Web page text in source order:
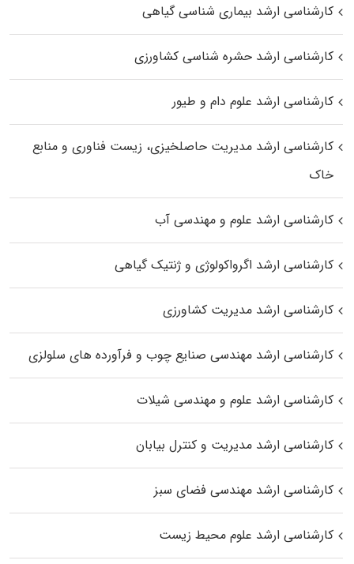
کارشناسی ارشد بیماری‌ شناسی گیاهی
کارشناسی ارشد حشره‌ شناسی کشاورزی
کارشناسی ارشد علوم دام و طیور
کارشناسی ارشد مدیریت حاصلخیزی، زیست فناوری و منابع
خاک
کارشناسی ارشد علوم و مهندسی آب
کارشناسی ارشد اگرواکولوژی و ژنتیک گیاهی
کارشناسی ارشد مدیریت کشاورزی
کارشناسی ارشد مهندسی صنایع چوب و فرآورده‌ های سلولزی
کارشناسی ارشد علوم و مهندسی شیلات
کارشناسی ارشد مدیریت و کنترل بیابان
کارشناسی ارشد مهندسی فضای سبز
کارشناسی ارشد علوم محیط‌ زیست